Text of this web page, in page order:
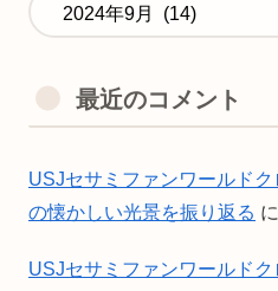
最近のコメント
USJセサミファンワールド
の懐かしい光景を振り返る に
USJセサミファンワールド